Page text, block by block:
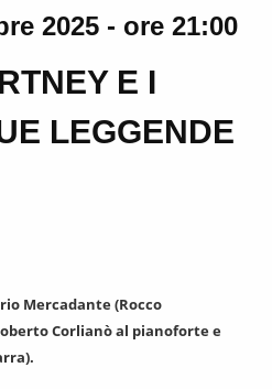
2025 - ore 21:00
E I
LEGGENDE
Mercadante (Rocco
Corlianò al pianoforte e